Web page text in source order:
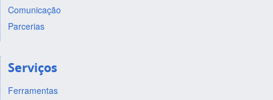
Comunicação
Parcerias
Serviços
Ferramentas